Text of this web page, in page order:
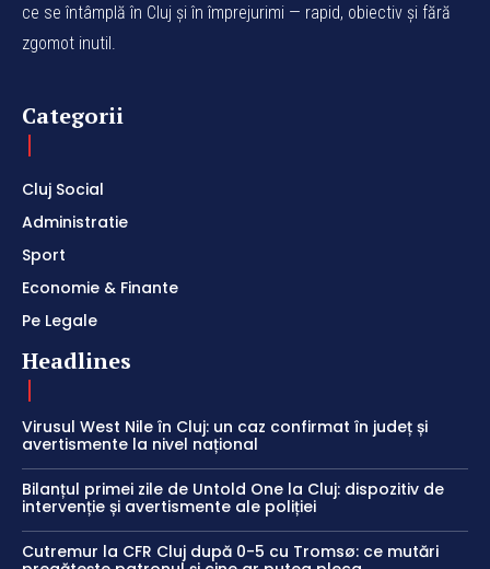
ce se întâmplă în Cluj și în împrejurimi — rapid, obiectiv și fără
zgomot inutil.
Categorii
Cluj Social
Administratie
Sport
Economie & Finante
Pe Legale
Headlines
Virusul West Nile în Cluj: un caz confirmat în județ și
avertismente la nivel național
Bilanțul primei zile de Untold One la Cluj: dispozitiv de
intervenție și avertismente ale poliției
Cutremur la CFR Cluj după 0-5 cu Tromsø: ce mutări